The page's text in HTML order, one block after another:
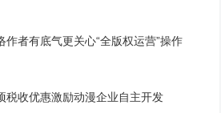
作者有底气更关心“全版权运营”操作
税收优惠激励动漫企业自主开发